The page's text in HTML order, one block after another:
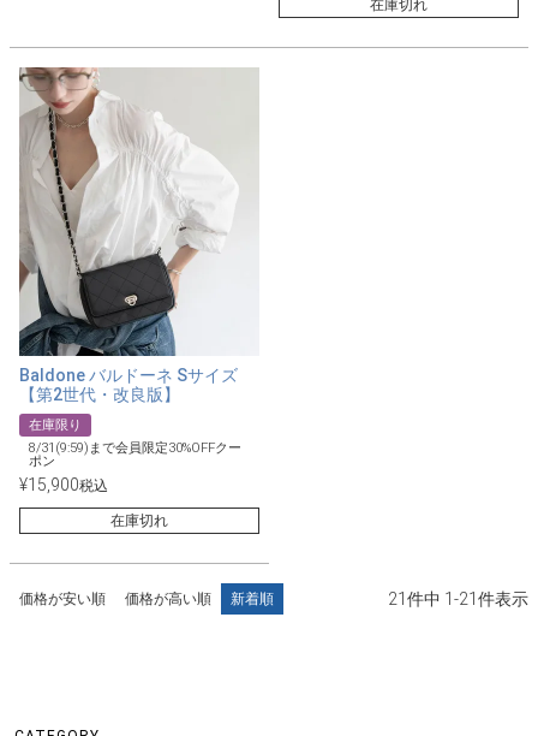
在庫切れ
Baldone バルドーネ Sサイズ
【第2世代・改良版】
在庫限り
8/31(9:59)まで会員限定30%OFFクー
ポン
¥15,900税込
在庫切れ
価格が安い順 価格が高い順 新着順 21件中 1-21件表示